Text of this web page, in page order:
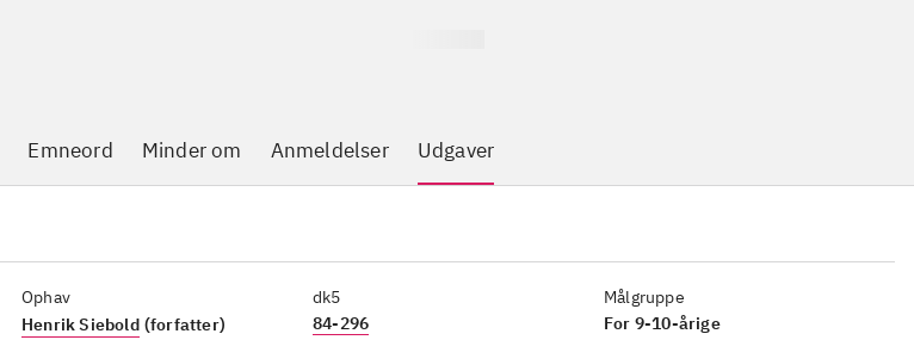
Emneord Minder om Anmeldelser Udgaver
Ophav
Henrik Siebold (forfatter)
dk5
84-296
Målgruppe
For 9-10-årige